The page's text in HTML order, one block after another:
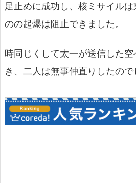
足止めに成功し、核ミサイル
のの起爆は阻止できました。
時同じくして太一が送信した
き、二人は無事仲直りしたので